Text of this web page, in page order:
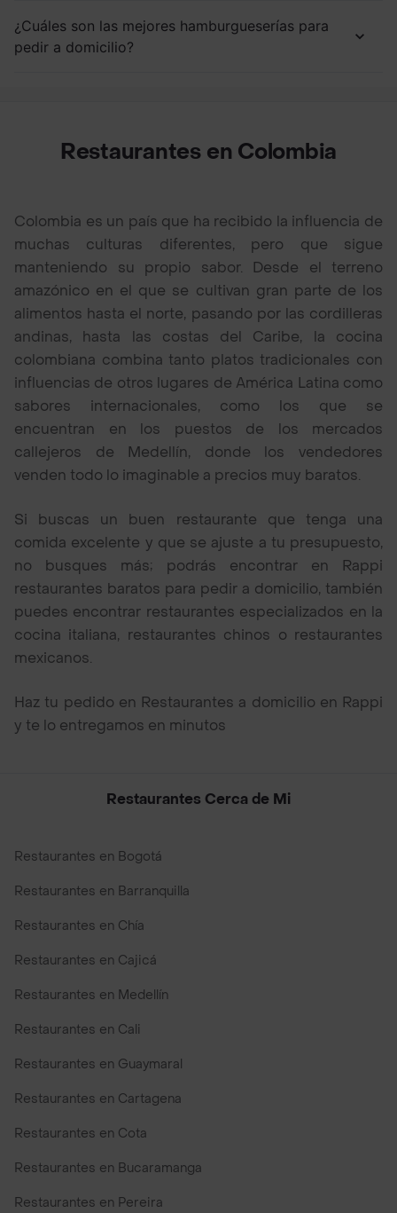
¿Cuáles son las mejores hamburgueserías para
pedir a domicilio?
Restaurantes en Colombia
Colombia es un país que ha recibido la influencia de
muchas culturas diferentes, pero que sigue
manteniendo su propio sabor. Desde el terreno
amazónico en el que se cultivan gran parte de los
alimentos hasta el norte, pasando por las cordilleras
andinas, hasta las costas del Caribe, la cocina
colombiana combina tanto platos tradicionales con
influencias de otros lugares de América Latina como
sabores internacionales, como los que se
encuentran en los puestos de los mercados
callejeros de Medellín, donde los vendedores
venden todo lo imaginable a precios muy baratos.
Si buscas un buen restaurante que tenga una
comida excelente y que se ajuste a tu presupuesto,
no busques más; podrás encontrar en Rappi
restaurantes baratos para pedir a domicilio, también
puedes encontrar restaurantes especializados en la
cocina italiana, restaurantes chinos o restaurantes
mexicanos.
Haz tu pedido en Restaurantes a domicilio en Rappi
y te lo entregamos en minutos
Restaurantes Cerca de Mi
Restaurantes en Bogotá
Restaurantes en Barranquilla
Restaurantes en Chía
Restaurantes en Cajicá
Restaurantes en Medellín
Restaurantes en Cali
Restaurantes en Guaymaral
Restaurantes en Cartagena
Restaurantes en Cota
Restaurantes en Bucaramanga
Restaurantes en Pereira